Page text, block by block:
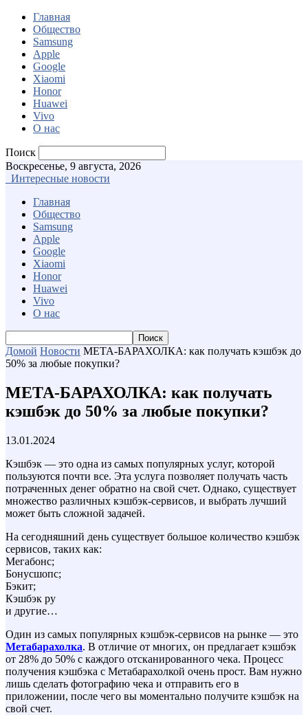
Главная
Общество
Samsung
Apple
Google
Xiaomi
Honor
Huawei
Vivo
О нас
Поиск
Воскресенье, 9 августа, 2026
Интересные новости
Главная
Общество
Samsung
Apple
Google
Xiaomi
Honor
Huawei
Vivo
О нас
Домой Новости МЕТА-БАРАХОЛКА: как получать кэшбэк до
50% за любые покупки?
МЕТА-БАРАХОЛКА: как получать
кэшбэк до 50% за любые покупки?
13.01.2024
Кэшбэк — это одна из самых популярных услуг, которой
пользуются почти все. Эта услуга позволяет получать часть
потраченных денег обратно на свой счет. Однако, существует
множество различных кэшбэк-сервисов, и выбрать лучший
может быть сложной задачей.
На сегодняшний день существует большое количество кэшбэк
сервисов, таких как:
Мегабонс;
Бонусшопс;
Бэкит;
Кэшбэк ру
и другие…
Один из самых популярных кэшбэк-сервисов на рынке — это
Метабарахолка. В отличие от многих, он предлагает кэшбэк
от 28% до 50% с каждого отсканированного чека. Процесс
получения кэшбэка с Метабарахолкой очень прост. Вам нужно
лишь сделать фотографию чека и отправить его в
приложении, после чего вы моментально получите кэшбэк на
свой счет.